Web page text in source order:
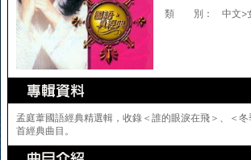
類 別：
中文>
孟庭葦國語經典精選輯，收錄＜誰的眼淚在飛＞、＜
首經典曲目。